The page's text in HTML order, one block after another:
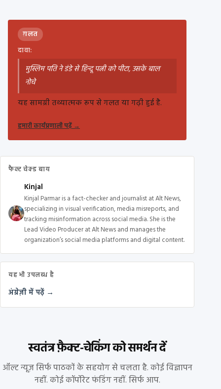
ग़लत
दावा:
मुस्लिम पति ने डंडे से हिन्दू पत्नी को पीटा, उसके बाल
नोचे
यह सामग्री तथ्यात्मक रूप से गलत या गढ़ी हुई है.
हमारी कार्यप्रणाली पढ़ें→
फैक्ट चेक्ड बाय
Kinjal
Kinjal Parmar is a fact-checker and journalist at Alt News,
specializing in visual verification, media misreports, and
tracking misinformation across social media. She is the
Lead Video Producer at Alt News and manages the
organization’s social media platforms and digital content.
यह भी उपलब्ध है
अंग्रेज़ी में पढ़ें →
स्वतंत्र फ़ैक्ट-चेकिंग को समर्थन दें
ऑल्ट न्यूज़ सिर्फ पाठकों के सहयोग से चलता है. कोई विज्ञापन
नहीं. कोई कॉर्पोरेट फंडिंग नहीं. सिर्फ आप.